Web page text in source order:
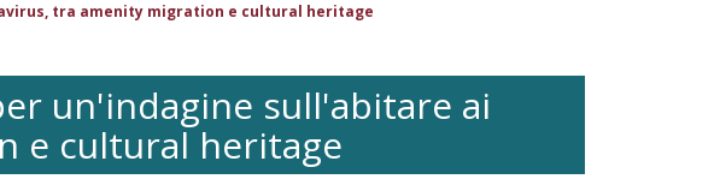
tra amenity migration e cultural heritage
un'indagine sull'abitare ai
e cultural heritage